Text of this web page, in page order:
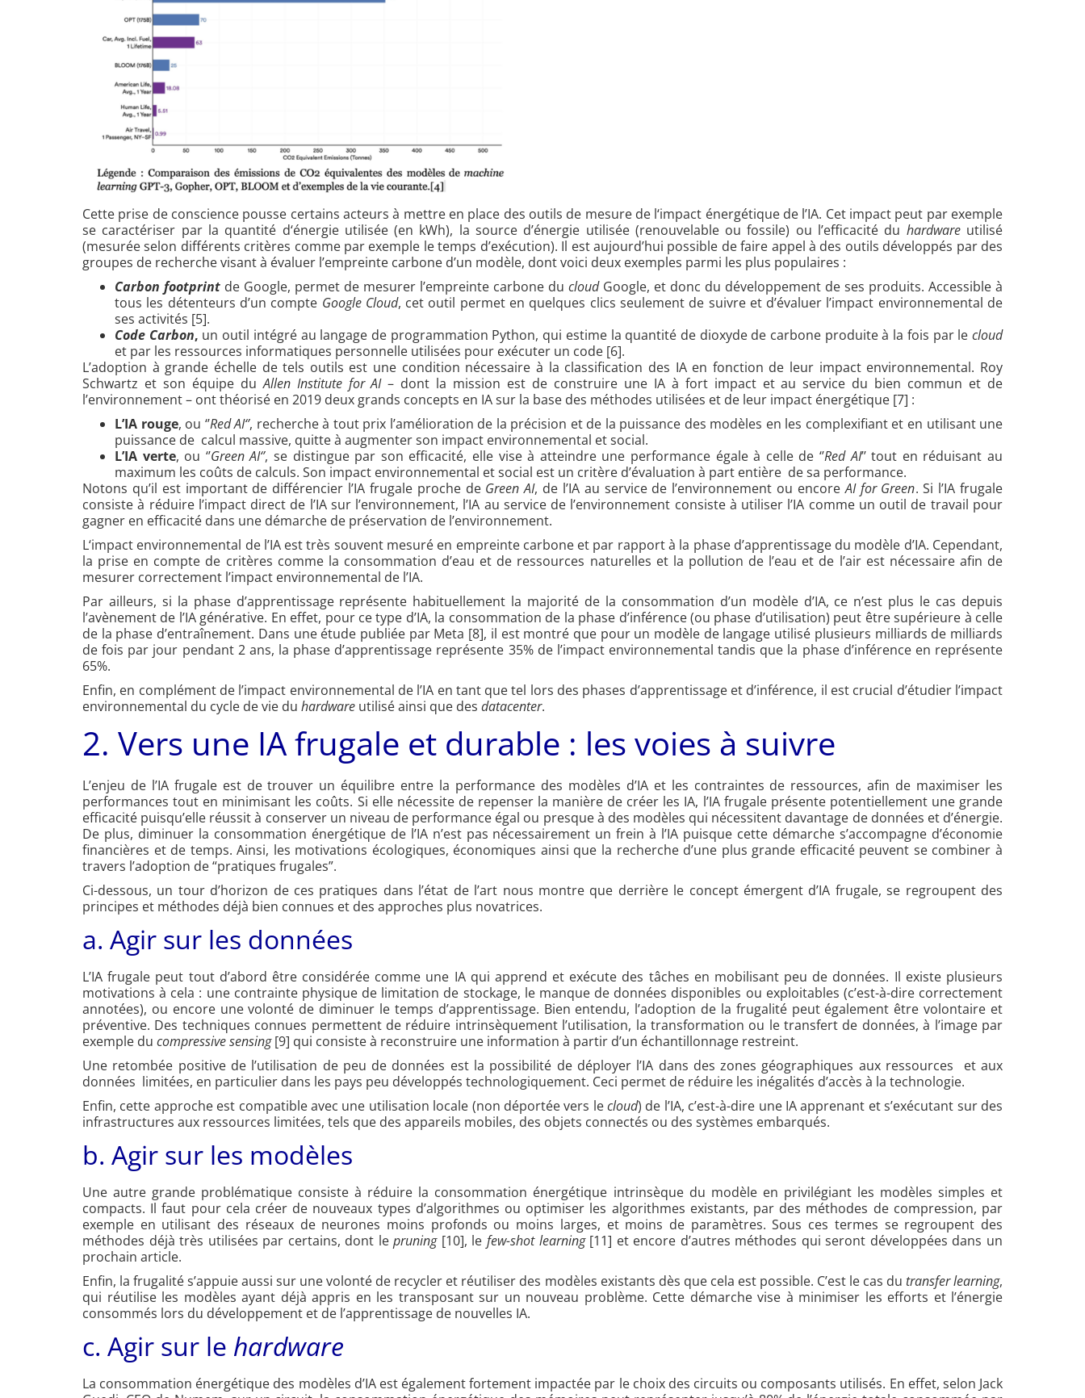
Cette prise de conscience pousse certains acteurs à mettre en place des outils de mesure de l‘impact énergétique de l’IA. Cet impact peut par exemple
se caractériser par la quantité d‘énergie utilisée (en kWh), la source d’énergie utilisée (renouvelable ou fossile) ou l’efficacité du hardware utilisé
(mesurée selon différents critères comme par exemple le temps d’exécution). Il est aujourd’hui possible de faire appel à des outils développés par des
groupes de recherche visant à évaluer l’empreinte carbone d’un modèle, dont voici deux exemples parmi les plus populaires :
Carbon footprint de Google, permet de mesurer l’empreinte carbone du cloudGoogle, et donc du développement de ses produits. Accessible à
tous les détenteurs d’un compte Google Cloud, cet outil permet en quelques clics seulement de suivre et d’évaluer l’impact environnemental de
ses activités [5].
Code Carbon, un outil intégré au langage de programmation Python, qui estime la quantité de dioxyde de carbone produite à la fois par lecloud
et par les ressources informatiques personnelle utilisées pour exécuter un code [6].
L’adoption à grande échelle de tels outils est une condition nécessaire à la classification des IA en fonction de leur impact environnemental. Roy
Schwartz et son équipe duAllen Institute for AI– dont la mission est de construire une IA à fort impact et au service du bien commun et de
l’environnement – ont théorisé en 2019 deux grands concepts en IA sur la base des méthodes utilisées et de leur impact énergétique [7] :
L’IA rouge, ou ‘’Red AI‘’, recherche à tout prix l’amélioration de la précision et de la puissance des modèles en les complexifiant et en utilisant une
puissance de calcul massive, quitte à augmenter son impact environnemental et social.
L’IA verte, ou ‘’Green AI‘’, se distingue par son efficacité, elle vise à atteindre une performance égale à celle de ‘’Red AI’’ tout en réduisant au
maximum les coûts de calculs. Son impact environnemental et social est un critère d’évaluation à part entière de sa performance.
Notons qu’il est important de différencier l’IA frugale proche de Green AI, de l’IA au service de l’environnement ou encoreAI for Green. Si l’IA frugale
consiste à réduire l’impact direct de l’IA sur l’environnement, l’IA au service de l’environnement consiste à utiliser l’IA comme un outil de travail pour
gagner en efficacité dans une démarche de préservation de l’environnement.
L‘impact environnemental de l’IA est très souvent mesuré en empreinte carbone et par rapport à la phase d’apprentissage du modèle d’IA. Cependant,
la prise en compte de critères comme la consommation d’eau et de ressources naturelles et la pollution de l’eau et de l’air est nécessaire afin de
mesurer correctement l’impact environnemental de l’IA.
Par ailleurs, si la phase d’apprentissage représente habituellement la majorité de la consommation d’un modèle d’IA, ce n’est plus le cas depuis
l’avènement de l’IA générative. En effet, pour ce type d’IA, la consommation de la phase d’inférence (ou phase d’utilisation) peut être supérieure à celle
de la phase d’entraînement. Dans une étude publiée par Meta [8], il est montré que pour un modèle de langage utilisé plusieurs milliards de milliards
de fois par jour pendant 2 ans, la phase d’apprentissage représente 35% de l’impact environnemental tandis que la phase d’inférence en représente
65%.
Enfin, en complément de l’impact environnemental de l’IA en tant que tel lors des phases d’apprentissage et d’inférence, il est crucial d’étudier l’impact
environnemental du cycle de vie du hardware utilisé ainsi que des datacenter.
2. Vers une IA frugale et durable : les voies à suivre
L’enjeu de l’IA frugale est de trouver un équilibre entre la performance des modèles d’IA et les contraintes de ressources, afin de maximiser les
performances tout en minimisant les coûts. Si elle nécessite de repenser la manière de créer les IA, l’IA frugale présente potentiellement une grande
efficacité puisqu’elle réussit à conserver un niveau de performance égal ou presque à des modèles qui nécessitent davantage de données et d’énergie.
De plus, diminuer la consommation énergétique de l’IA n’est pas nécessairement un frein à l’IA puisque cette démarche s’accompagne d’économie
financières et de temps. Ainsi, les motivations écologiques, économiques ainsi que la recherche d’une plus grande efficacité peuvent se combiner à
travers l’adoption de “pratiques frugales”.
Ci-dessous, un tour d’horizon de ces pratiques dans l’état de l’art nous montre que derrière le concept émergent d’IA frugale, se regroupent des
principes et méthodes déjà bien connues et des approches plus novatrices.
a. Agir sur les données
L’IA frugale peut tout d’abord être considérée comme une IA qui apprend et exécute des tâches en mobilisant peu de données. Il existe plusieurs
motivations à cela : une contrainte physique de limitation de stockage, le manque de données disponibles ou exploitables (c’est-à-dire correctement
annotées), ou encore une volonté de diminuer le temps d’apprentissage. Bien entendu, l’adoption de la frugalité peut également être volontaire et
préventive. Des techniques connues permettent de réduire intrinsèquement l’utilisation, la transformation ou le transfert de données, à l’image par
exemple du compressive sensing[9] qui consiste à reconstruire une information à partir d’un échantillonnage restreint.
Une retombée positive de l’utilisation de peu de données est la possibilité de déployer l’IA dans des zones géographiques aux ressources et aux
données limitées, en particulier dans les pays peu développés technologiquement. Ceci permet de réduire les inégalités d’accès à la technologie.
Enfin, cette approche est compatible avec une utilisation locale (non déportée vers lecloud) de l’IA, c’est-à-dire une IA apprenant et s’exécutant sur des
infrastructures aux ressources limitées, tels que des appareils mobiles, des objets connectés ou des systèmes embarqués.
b. Agir sur les modèles
Une autre grande problématique consiste à réduire la consommation énergétique intrinsèque du modèle en privilégiant les modèles simples et
compacts. Il faut pour cela créer de nouveaux types d’algorithmes ou optimiser les algorithmes existants, par des méthodes de compression, par
exemple en utilisant des réseaux de neurones moins profonds ou moins larges, et moins de paramètres. Sous ces termes se regroupent des
méthodes déjà très utilisées par certains, dont lepruning [10], lefew-shot learning [11] et encore d’autres méthodes qui seront développées dans un
prochain article.
Enfin, la frugalité s’appuie aussi sur une volonté de recycler et réutiliser des modèles existants dès que cela est possible. C’est le cas du transfer learning,
qui réutilise les modèles ayant déjà appris en les transposant sur un nouveau problème. Cette démarche vise à minimiser les efforts et l’énergie
consommés lors du développement et de l’apprentissage de nouvelles IA.
c. Agir sur le hardware
La consommation énergétique des modèles d’IA est également fortement impactée par le choix des circuits ou composants utilisés. En effet, selon Jack